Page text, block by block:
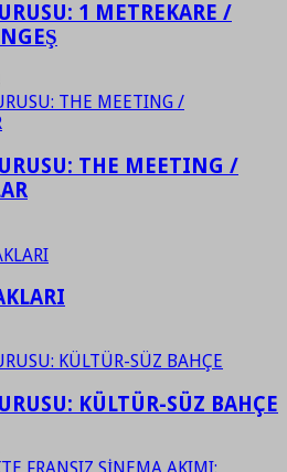
1 METREKARE /
THE MEETING /
KÜLTÜR-SÜZ BAHÇE